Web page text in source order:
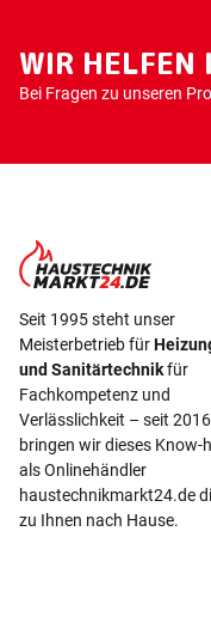
WIR HELFEN
Bei Fragen zu unseren
Seit 1995 steht unser
Meisterbetrieb für
und Sanitärtechnikfür
Fachkompetenz und
Verlässlichkeit – seit 2016
bringen wir dieses Know-
als Onlinehändler
haustechnikmarkt24.de
zu Ihnen nach Hause.